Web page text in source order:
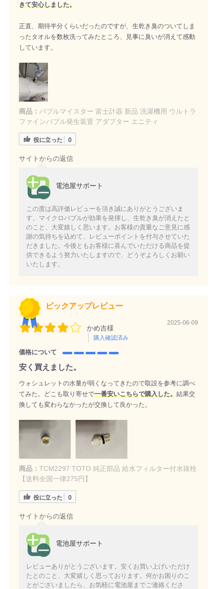
きて安心しました。
正直、期待半分くらいだったのですが、生乾き臭のついてしま
ったタオルを数枚洗ってみたところ、見事に臭いが消えて感動
しています。
商品： バブルマイスター 富士計器 新品 洗濯機用 ウルトラ
ファインバブル発生装置 アダプター エニティ
役に立った 0
サイトからの返信
電池屋サポート
この度は高評価レビューを頂き誠にありがとうございま
す。マイクロバブルが効果を発揮し、生乾き臭が消えたと
のこと、大変嬉しく思います。お客様の貴重なご意見に感
謝の気持ちを込めて、レビューポイントを付与させていた
だきました。今後ともお客様に喜んでいただける商品を提
供できるよう努力いたしますので、どうぞよろしくお願い
いたします。
ピックアップレビュー
かめ吉様
購入確認済み
2025-06-09
価格について
安く買えました。
ウォシュレットの水量が弱くなってきたので取説を参考に調べ
てみた。どこも取り寄せで一番安いこちらで購入した。結果交
換しても変わらなかったが交換して良かった。
商品： TCM2297 TOTO 純正部品 給水フィルター付水抜栓
【送料全国一律275円】
役に立った 0
サイトからの返信
電池屋サポート
レビューありがとうございます。安くお買い上げいただけ
たとのこと、大変嬉しく思っております。何かお困りのこ
とがございましたら、お気軽に電池屋までご連絡くださ